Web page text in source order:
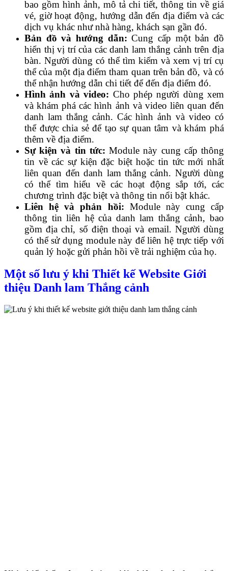
bao gồm hình ảnh, mô tả chi tiết, thông tin về giá
vé, giờ hoạt động, hướng dẫn đến địa điểm và các
dịch vụ khác như nhà hàng, khách sạn gần đó.
Bản đồ và hướng dẫn: Cung cấp một bản đồ
hiển thị vị trí của các danh lam thắng cảnh trên địa
bàn. Người dùng có thể tìm kiếm và xem vị trí cụ
thể của một địa điểm tham quan trên bản đồ, và có
thể nhận hướng dẫn chi tiết để đến địa điểm đó.
Hình ảnh và video: Cho phép người dùng xem
và khám phá các hình ảnh và video liên quan đến
danh lam thắng cảnh. Các hình ảnh và video có
thể được chia sẻ để tạo sự quan tâm và khám phá
thêm về địa điểm.
Sự kiện và tin tức: Module này cung cấp thông
tin về các sự kiện đặc biệt hoặc tin tức mới nhất
liên quan đến danh lam thắng cảnh. Người dùng
có thể tìm hiểu về các hoạt động sắp tới, các
chương trình đặc biệt và thông tin nổi bật khác.
Liên hệ và phản hồi: Module này cung cấp
thông tin liên hệ của danh lam thắng cảnh, bao
gồm địa chỉ, số điện thoại và email. Người dùng
có thể sử dụng module này để liên hệ trực tiếp với
quản lý hoặc gửi phản hồi về trải nghiệm của họ.
Một số lưu ý khi Thiết kế Website Giới
thiệu Danh lam Thắng cảnh